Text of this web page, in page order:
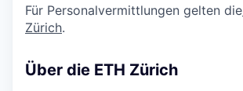
Für Personalvermittlungen gelten die
Zürich.
Über die ETH Zürich